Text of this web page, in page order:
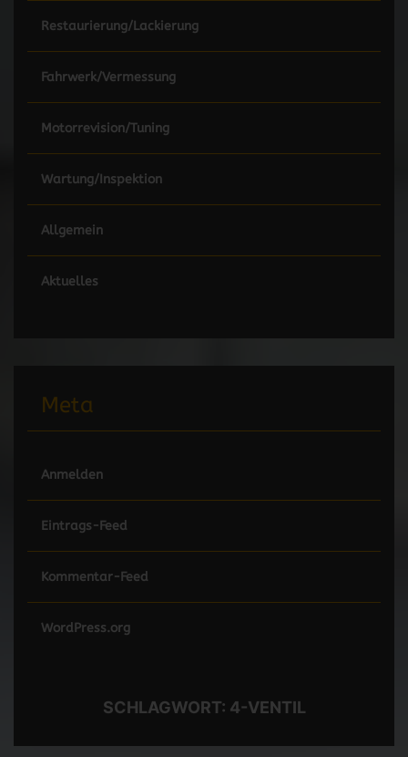
Restaurierung/Lackierung
Fahrwerk/Vermessung
Motorrevision/Tuning
Wartung/Inspektion
Allgemein
Aktuelles
Meta
Anmelden
Eintrags-Feed
Kommentar-Feed
WordPress.org
SCHLAGWORT: 4-VENTIL